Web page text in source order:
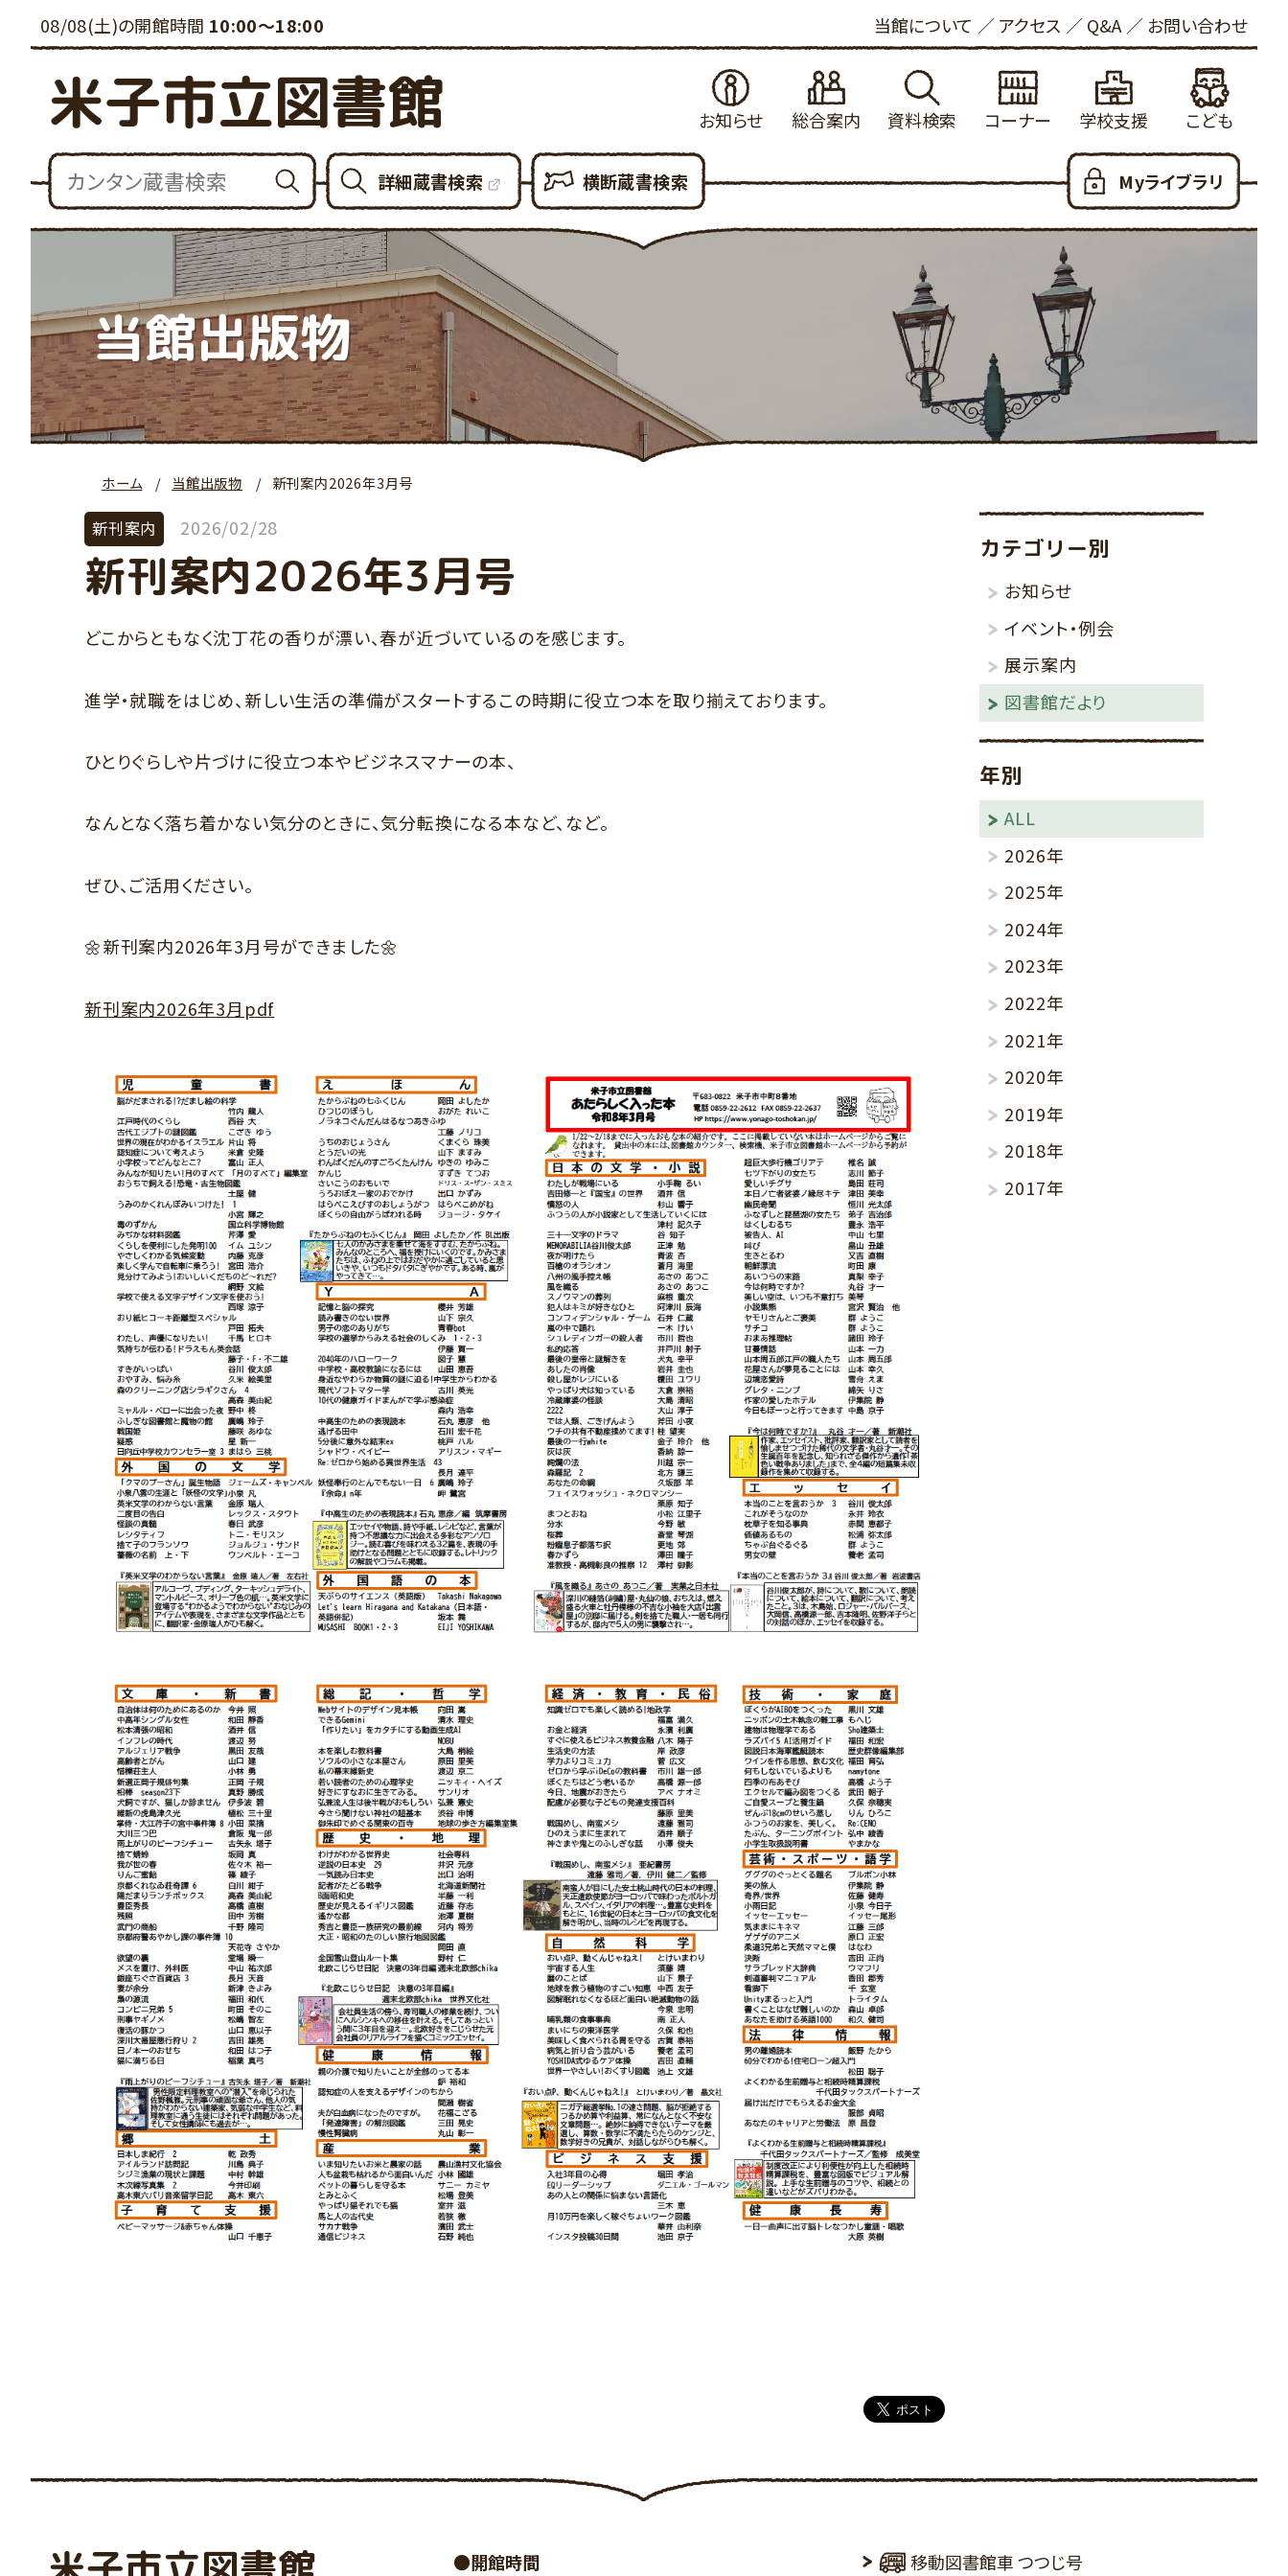
08/08(土)の開館時間 10:00～18:00 当館について アクセス Q&A お問い合わせ
米子市立図書館
お知らせ
お知らせ
イベント・例会
展示案内
総合案内
図書館設備について
図書館資料の複写について
各種申請書ダウンロード
資料検索
新着資料
貸出ランキング
予約ランキング
所蔵新聞・雑誌
大人のための100選
利用可能なデータベース
コーナー
ビジネス支援
新聞・雑誌
郷土・参考資料
YAコーナー
子育て支援
ハートフル
その他
学校支援
学校図書館支援について
冒険の書
大山の参考資料リスト
学校利用統計
ふるさと米子探検隊
こども
こどもおしらせ
本をさがす
としょかんのつかいかた
あたらしくはいった本
おはなし会
児童100選
だっこでえほん
こどもリンク集
りんごの棚
詳細蔵書検索 横断蔵書検索 Myライブラリ
当館出版物
ホーム 当館出版物 新刊案内2026年3月号
新刊案内 2026/02/28
新刊案内2026年3月号
どこからともなく沈丁花の香りが漂い、春が近づいているのを感じます。
進学・就職をはじめ、新しい生活の準備がスタートするこの時期に役立つ本を取り揃えております。
ひとりぐらしや片づけに役立つ本やビジネスマナーの本、
なんとなく落ち着かない気分のときに、気分転換になる本など、など。
ぜひ、ご活用ください。
🌼新刊案内2026年3月号ができました🌼
新刊案内2026年3月pdf
カテゴリー別
お知らせ
イベント・例会
展示案内
図書館だより
年別
ALL
2026年
2025年
2024年
2023年
2022年
2021年
2020年
2019年
2018年
2017年
●開館時間
移動図書館車 つつじ号